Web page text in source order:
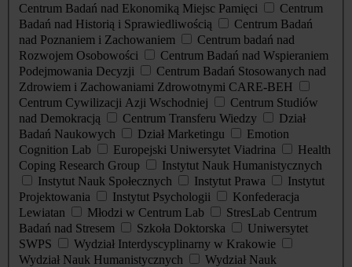
Centrum Badań nad Ekonomiką Miejsc Pamięci
Centrum
Badań nad Historią i Sprawiedliwością
Centrum Badań
nad Poznaniem i Zachowaniem
Centrum badań nad
Rozwojem Osobowości
Centrum Badań nad Wspieraniem
Podejmowania Decyzji
Centrum Badań Stosowanych nad
Zdrowiem i Zachowaniami Zdrowotnymi CARE-BEH
Centrum Cywilizacji Azji Wschodniej
Centrum Studiów
nad Demokracją
Centrum Transferu Wiedzy
Dział
Badań Naukowych
Dział Marketingu
Emotion
Cognition Lab
Europejski Uniwersytet Viadrina
Health
Coping Research Group
Instytut Nauk Humanistycznych
Instytut Nauk Społecznych
Instytut Prawa
Instytut
Projektowania
Instytut Psychologii
Konfederacja
Lewiatan
Młodzi w Centrum Lab
StresLab Centrum
Badań nad Stresem
Szkoła Doktorska
Uniwersytet
SWPS
Wydział Interdyscyplinarny w Krakowie
Wydział Nauk Humanistycznych
Wydział Nauk